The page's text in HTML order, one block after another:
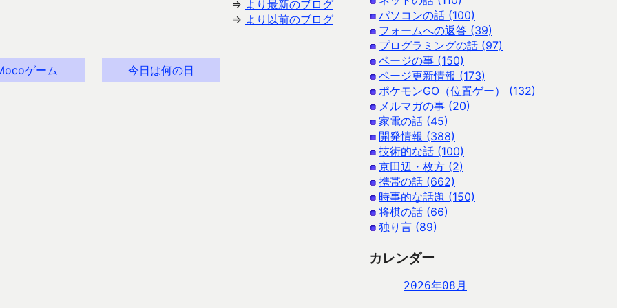
⇒ より最新のブログ
⇒ より以前のブログ
ゲーム 今日は何の日
パソコンの話 (100)
フォームへの返答 (39)
プログラミングの話 (97)
ページの事 (150)
ページ更新情報 (173)
ポケモンGO（位置ゲー） (132)
メルマガの事 (20)
家電の話 (45)
開発情報 (388)
技術的な話 (100)
京田辺・枚方 (2)
携帯の話 (662)
時事的な話題 (150)
将棋の話 (66)
独り言 (89)
カレンダー
2026年08月